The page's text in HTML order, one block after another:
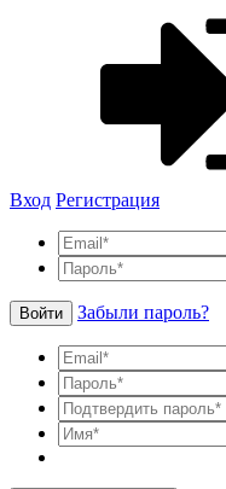
Вход Регистрация
Войти Забыли пароль?